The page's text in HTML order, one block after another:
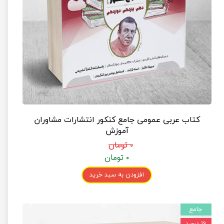
کتاب عربی عمومی جامع کنکور انتشارات مشاوران
آموزش
۰ تومان
۰ تومان
افزودن به سبد خرید
جامع